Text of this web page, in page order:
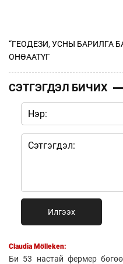
“ГЕОДЕЗИ, УСНЫ БАРИЛГА
ОНӨААТҮГ
СЭТГЭГДЭЛ БИЧИХ
Илгээх
Claudia Mölleken:
Би 53 настай фермер